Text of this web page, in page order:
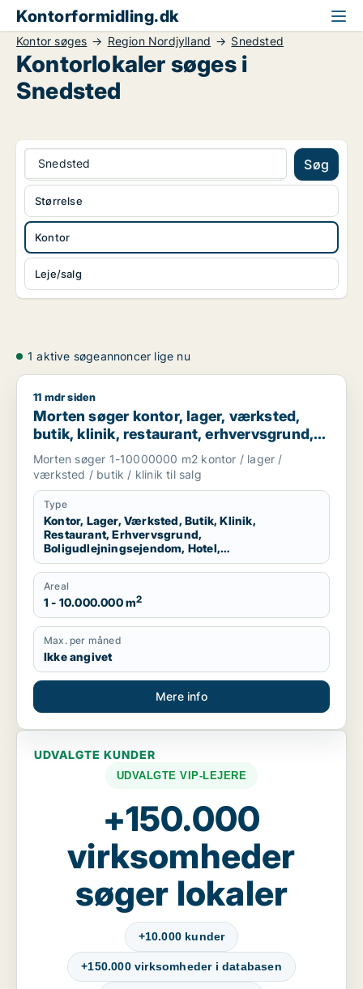
Kontorformidling.dk
Kontor søges Region Nordjylland Snedsted
Kontorlokaler søges i
Snedsted
Snedsted Søg
Kontor
Leje/salg
Størrelse
1 aktive søgeannoncer lige nu
Morten søger kontor, lager, værksted, butik, klinik,
11 mdr siden
Morten søger kontor, lager, værksted,
butik, klinik, restaurant, erhvervsgrund,
boligudlejningsejendom, hotel eller
produktionslokaler til salg i Region
Nordjylland
Morten søger 1-10000000 m2 kontor / lager /
værksted / butik / klinik til salg
Type
Kontor, Lager, Værksted, Butik, Klinik,
Restaurant, Erhvervsgrund,
Boligudlejningsejendom, Hotel,
Produktionslokaler
Areal
1 - 10.000.000 m2
Max. per måned
Ikke angivet
Mere info
UDVALGTE KUNDER
UDVALGTE VIP-LEJERE
+150.000
virksomheder
søger lokaler
+10.000 kunder
+150.000 virksomheder i databasen